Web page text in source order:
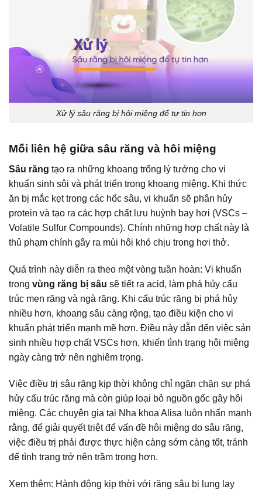
Xử lý sâu răng bị hôi miệng để tự tin hơn
Mối liên hệ giữa sâu răng và hôi miệng
Sâu răng tạo ra những khoang trống lý tưởng cho vi
khuẩn sinh sôi và phát triển trong khoang miệng. Khi thức
ăn bị mắc kẹt trong các hốc sâu, vi khuẩn sẽ phân hủy
protein và tạo ra các hợp chất lưu huỳnh bay hơi (VSCs –
Volatile Sulfur Compounds). Chính những hợp chất này là
thủ phạm chính gây ra mùi hôi khó chịu trong hơi thở.
Quá trình này diễn ra theo một vòng tuần hoàn: Vi khuẩn
trong vùng răng bị sâu sẽ tiết ra acid, làm phá hủy cấu
trúc men răng và ngà răng. Khi cấu trúc răng bị phá hủy
nhiều hơn, khoang sâu càng rộng, tạo điều kiện cho vi
khuẩn phát triển mạnh mẽ hơn. Điều này dẫn đến việc sản
sinh nhiều hợp chất VSCs hơn, khiến tình trạng hôi miệng
ngày càng trở nên nghiêm trọng.
Việc điều trị sâu răng kịp thời không chỉ ngăn chặn sự phá
hủy cấu trúc răng mà còn giúp loại bỏ nguồn gốc gây hôi
miệng. Các chuyên gia tại Nha khoa Alisa luôn nhấn mạnh
rằng, để giải quyết triệt để vấn đề hôi miệng do sâu răng,
việc điều trị phải được thực hiện càng sớm càng tốt, tránh
để tình trạng trở nên trầm trọng hơn.
Xem thêm: Hành động kịp thời với răng sâu bị lung lay